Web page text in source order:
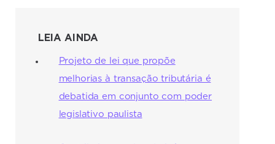
LEIA AINDA
Projeto de lei que propõe
melhorias à transação tributária é
debatida em conjunto com poder
legislativo paulista